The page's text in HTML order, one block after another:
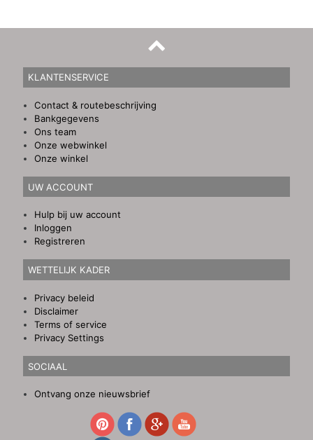
KLANTENSERVICE
Contact & routebeschrijving
Bankgegevens
Ons team
Onze webwinkel
Onze winkel
UW ACCOUNT
Hulp bij uw account
Inloggen
Registreren
WETTELIJK KADER
Privacy beleid
Disclaimer
Terms of service
Privacy Settings
SOCIAAL
Ontvang onze nieuwsbrief